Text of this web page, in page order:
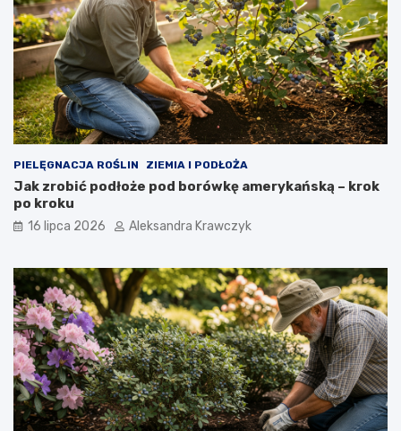
PIELĘGNACJA ROŚLIN ZIEMIA I PODŁOŻA
Jak zrobić podłoże pod borówkę amerykańską – krok
po kroku
16 lipca 2026 Aleksandra Krawczyk